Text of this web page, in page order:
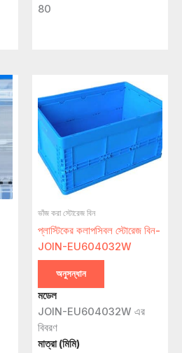
80
ভাঁজ করা স্টোরেজ বিন
প্লাস্টিকের কলাপসিবল স্টোরেজ বিন-
JOIN-EU604032W
অনুসন্ধান
মডেল
JOIN-EU604032W এর
বিবরণ
মাত্রা (মিমি)